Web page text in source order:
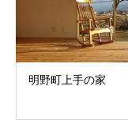
明野町上手の家